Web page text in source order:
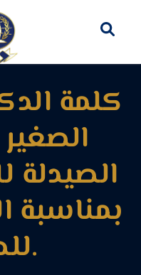
كلمة
الصيدلة
بمناسبة
للصيادلة.